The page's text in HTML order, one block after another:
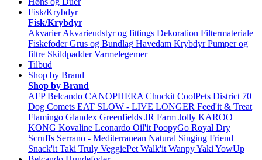
Fisk/Krybdyr
Fisk/Krybdyr
Akvarier Akvarieudstyr og fittings Dekoration Filtermateriale
Fiskefoder Grus og Bundlag Havedam Krybdyr Pumper og
filtre Skildpadder Varmelegemer
Tilbud
Shop by Brand
Shop by Brand
AFP Belcando CANOPHERA Chuckit CoolPets District 70
Dog Comets EAT SLOW - LIVE LONGER Feed'it & Treat
Flamingo Glandex Greenfields JR Farm Jolly KAROO
KONG Kovaline Leonardo Oil'it PoopyGo Royal Dry
Scruffs Serrano - Mediterranean Natural Singing Friend
Snack'it Taki Truly VeggiePet Walk'it WanpyYaki YowUp